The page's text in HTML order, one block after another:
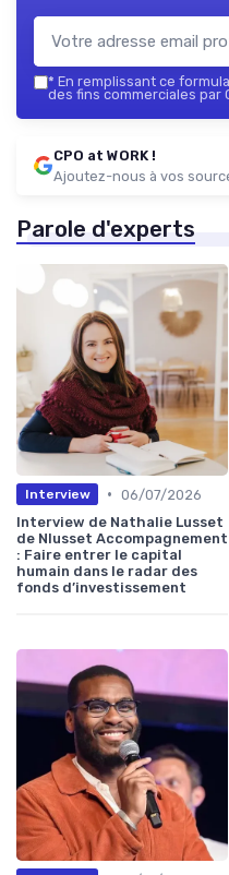
* En remplissant ce
des fins commerciales par
CPO at WORK !
Ajoutez-nous à vos
Parole d'experts
Interview • 06/07/2026
Interview de Nathalie Lusset
de Nlusset Accompagnement
: Faire entrer le capital
humain dans le radar des
fonds d’investissement